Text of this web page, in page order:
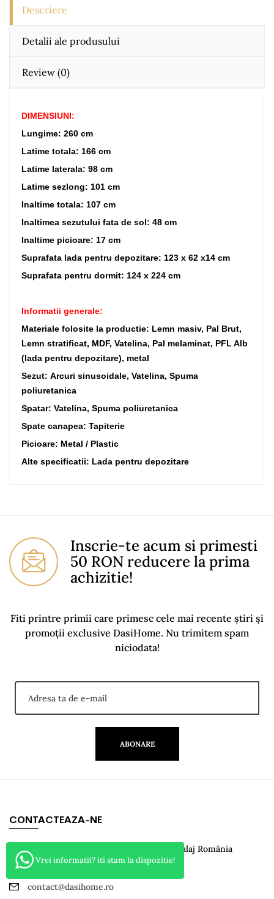
Descriere
Detalii ale produsului
Review (0)
DIMENSIUNI:
Lungime: 260 cm
Latime totala: 166 cm
Latime laterala: 98 cm
Latime sezlong: 101 cm
Inaltime totala: 107 cm
Inaltimea sezutului fata de sol: 48 cm
Inaltime picioare: 17 cm
Suprafata lada pentru depozitare: 123 x 62 x14 cm
Suprafata pentru dormit: 124 x 224 cm
Informatii generale:
Materiale folosite la productie: Lemn masiv, Pal Brut,
Lemn stratificat, MDF, Vatelina, Pal melaminat, PFL Alb
(lada pentru depozitare), metal
Sezut: Arcuri sinusoidale, Vatelina, Spuma
poliuretanica
Spatar: Vatelina, Spuma poliuretanica
Spate canapea: Tapiterie
Picioare: Metal / Plastic
Alte specificatii: Lada pentru depozitare
You Must Login To Review
Inscrie-te acum si primesti
50 RON reducere la prima
achizitie!
Fiti printre primii care primesc cele mai recente știri și
promoții exclusive DasiHome. Nu trimitem spam
niciodata!
ABONARE
CONTACTEAZA-NE
Mobila DasiHome Nr.4/A loc. Criseni Salaj România
0742 049541
contact@dasihome.ro
Vrei informatii? iti stam la dispozitie!